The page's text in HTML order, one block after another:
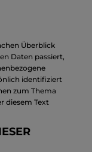
Überblick
Daten passiert,
identifiziert
zum Thema
diesem Text